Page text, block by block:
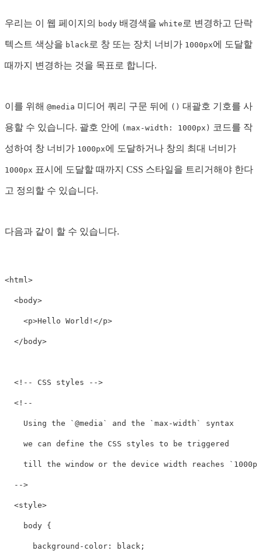
우리는 이 웹 페이지의 body 배경색을 white 로 변경하고 단락
텍스트 색상을 black 로 창 또는 장치 너비가 1000px에 도달할
때까지 변경하는 것을 목표로 합니다.
이를 위해 @media 미디어 쿼리 구문 뒤에 () 대괄호 기호를 사
용할 수 있습니다. 괄호 안에 (max-width: 1000px) 코드를 작
성하여 창 너비가 1000px에 도달하거나 창의 최대 너비가
1000px 표시에 도달할 때까지 CSS 스타일을 트리거해야 한다
고 정의할 수 있습니다.
다음과 같이 할 수 있습니다.
<html>
<body>
<p>Hello World! </p>
</body>
<!-- CSS styles -->
<!--
    Using the `@media` and the `max-width` syntax
    we can define the CSS styles to be triggered
till the window or the device width reaches
  -->
<style>
body {
background-color : black ;